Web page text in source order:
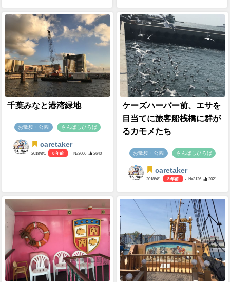
千葉みなと港湾緑地
お散歩・公園 さんばしひろば
caretaker
2018/8/1 8 年前 - №3606 2640
ケーズハーバー前、エサを
目当てに旅客船桟橋に群が
るカモメたち
お散歩・公園 さんばしひろば
caretaker
2018/4/1 8 年前 - №3126 2021